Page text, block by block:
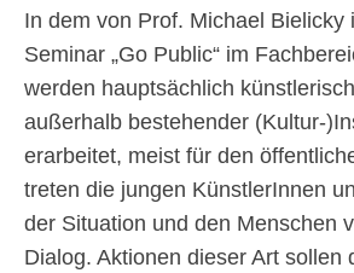
In dem von Prof. Michael Bielicky
Seminar „Go Public“ im
werden hauptsächlich
außerhalb bestehender (Kultur-
erarbeitet, meist für den
treten die jungen KünstlerInnen
der Situation und den Menschen
Dialog. Aktionen dieser Art sollen